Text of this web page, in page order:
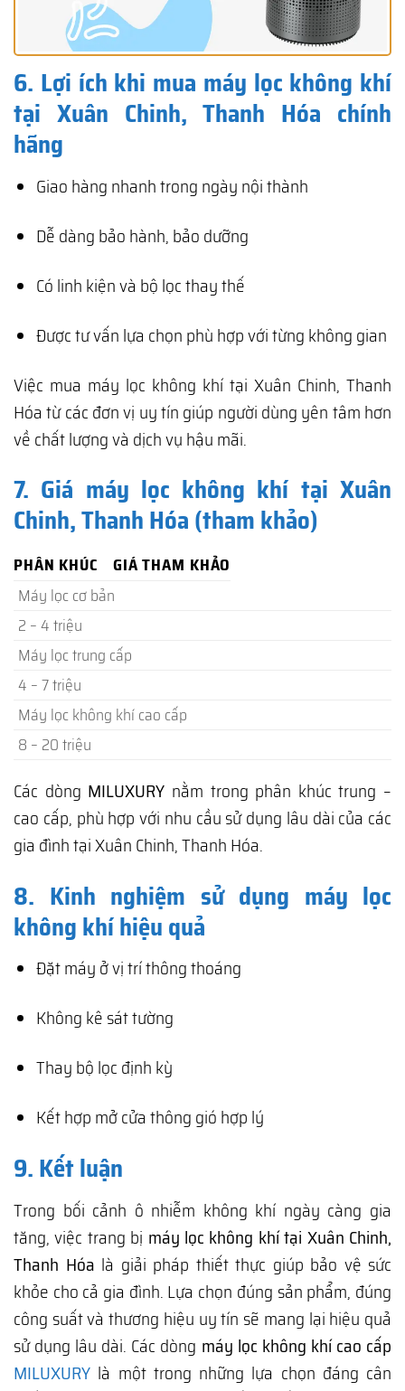
6. Lợi ích khi mua máy lọc không khí
tại Xuân Chinh, Thanh Hóa chính
hãng
Giao hàng nhanh trong ngày nội thành
Dễ dàng bảo hành, bảo dưỡng
Có linh kiện và bộ lọc thay thế
Được tư vấn lựa chọn phù hợp với từng không gian
Việc mua máy lọc không khí tại Xuân Chinh, Thanh
Hóa từ các đơn vị uy tín giúp người dùng yên tâm hơn
về chất lượng và dịch vụ hậu mãi.
7. Giá máy lọc không khí tại Xuân
Chinh, Thanh Hóa (tham khảo)
PHÂN KHÚC
GIÁ THAM KHẢO
Máy lọc cơ bản
2 – 4 triệu
Máy lọc trung cấp
4 – 7 triệu
Máy lọc không khí cao cấp
8 – 20 triệu
Các dòng MILUXURY nằm trong phân khúc trung –
cao cấp, phù hợp với nhu cầu sử dụng lâu dài của các
gia đình tại Xuân Chinh, Thanh Hóa.
8. Kinh nghiệm sử dụng máy lọc
không khí hiệu quả
Đặt máy ở vị trí thông thoáng
Không kê sát tường
Thay bộ lọc định kỳ
Kết hợp mở cửa thông gió hợp lý
9. Kết luận
Trong bối cảnh ô nhiễm không khí ngày càng gia
tăng, việc trang bị máy lọc không khí tại Xuân Chinh,
Thanh Hóa là giải pháp thiết thực giúp bảo vệ sức
khỏe cho cả gia đình. Lựa chọn đúng sản phẩm, đúng
công suất và thương hiệu uy tín sẽ mang lại hiệu quả
sử dụng lâu dài. Các dòng máy lọc không khí cao cấp
MILUXURY là một trong những lựa chọn đáng cân